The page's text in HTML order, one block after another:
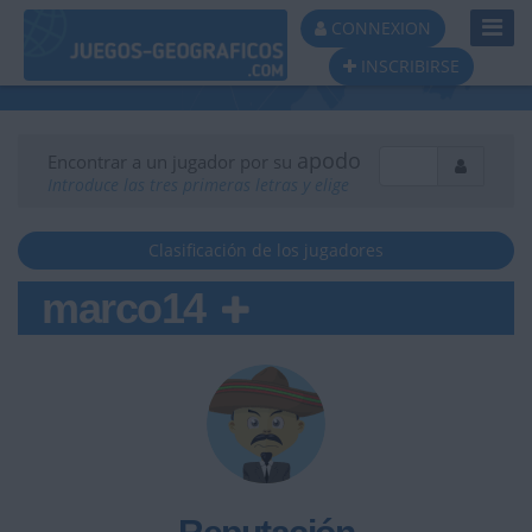
CONNEXION
INSCRIBIRSE
Encontrar a un jugador por su apodo
Clasificación de los jugadores
marco14